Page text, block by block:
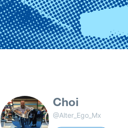
Choi
@Alter_Ego_Mx